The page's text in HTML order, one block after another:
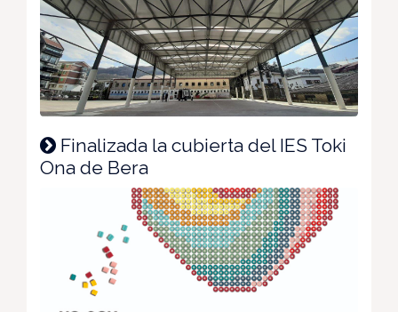
Finalizada la cubierta del IES Toki
Ona de Bera